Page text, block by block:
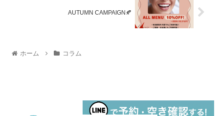
AUTUMN CAMPAIGN🍂
ホーム コラム